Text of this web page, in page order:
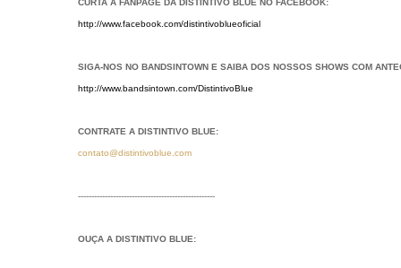
CURTA A FANPAGE DA DISTINTIVO BLUE NO FACEBOOK:
http://www.facebook.com/distintivoblueoficial
SIGA-NOS NO BANDSINTOWN E SAIBA DOS NOSSOS SHOWS COM
http://www.bandsintown.com/DistintivoBlue
CONTRATE A DISTINTIVO BLUE:
contato@distintivoblue.com
---------------------------------------------------
OUÇA A DISTINTIVO BLUE: